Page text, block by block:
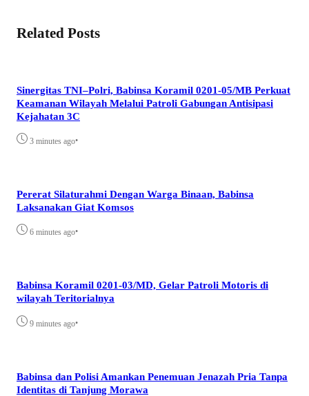
Related Posts
Sinergitas TNI–Polri, Babinsa Koramil 0201-05/MB Perkuat
Keamanan Wilayah Melalui Patroli Gabungan Antisipasi
Kejahatan 3C
3 minutes ago•
Pererat Silaturahmi Dengan Warga Binaan, Babinsa
Laksanakan Giat Komsos
6 minutes ago•
Babinsa Koramil 0201-03/MD, Gelar Patroli Motoris di
wilayah Teritorialnya
9 minutes ago•
Babinsa dan Polisi Amankan Penemuan Jenazah Pria Tanpa
Identitas di Tanjung Morawa